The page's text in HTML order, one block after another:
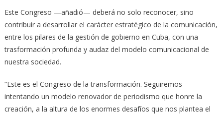
Este Congreso —añadió— deberá no solo reconocer, sino
contribuir a desarrollar el carácter estratégico de la comunicación,
entre los pilares de la gestión de gobierno en Cuba, con una
trasformación profunda y audaz del modelo comunicacional de
nuestra sociedad.
“Este es el Congreso de la transformación. Seguiremos
intentando un modelo renovador de periodismo que honre la
creación, a la altura de los enormes desafíos que nos plantea el